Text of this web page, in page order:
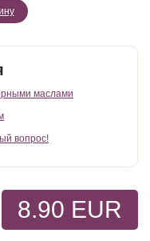
маслами
вопрос!
8.90 EUR